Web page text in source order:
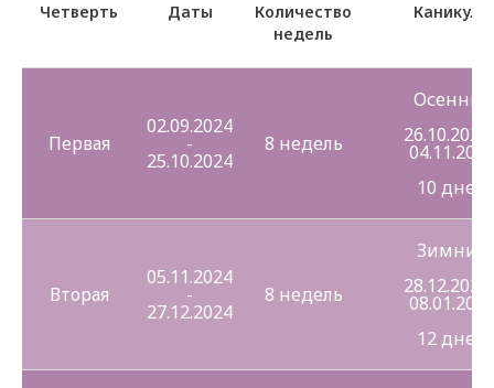
Четверть Даты
Количество
недель
Каникулы
Первая
02.09.2024
-
25.10.2024
8 недель
Осенние
04.11.2024
10 дней
Вторая
05.11.2024
-
27.12.2024
8 недель
Зимние
08.01.2015
12 дней